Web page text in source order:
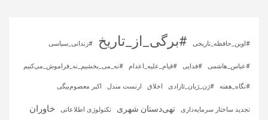
#اوین_حافظه_تاریخی #برگی_از_تاریخ #زندانی_سیاسی
#عباس_هاشمی #فدایی #قیام_علیه_اعدام #نه_می_بخشیم_نه_فراموش_می‌کنیم
#نگاه_هفته #ژن_ژیان_ئازادی اخلاق ارنست مندل اکبر معصوم‌بیگی
تجدید ساختار سرمایه‌داری تهی‌دستان شهری تکنولوژی اطلاعاتی خاوران